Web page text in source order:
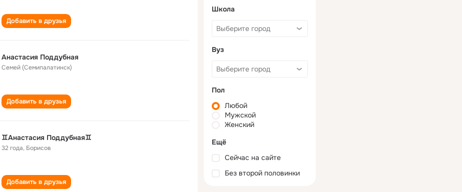
Добавить в друзья
Анастасия Поддубная
Семей (Семипалатинск)
Добавить в друзья
♊Анастасия Поддубная♊
32 года, Борисов
Добавить в друзья
Школа
Вуз
Пол
Любой
Мужской
Женский
Ещё
Сейчас на сайте
Без второй половинки